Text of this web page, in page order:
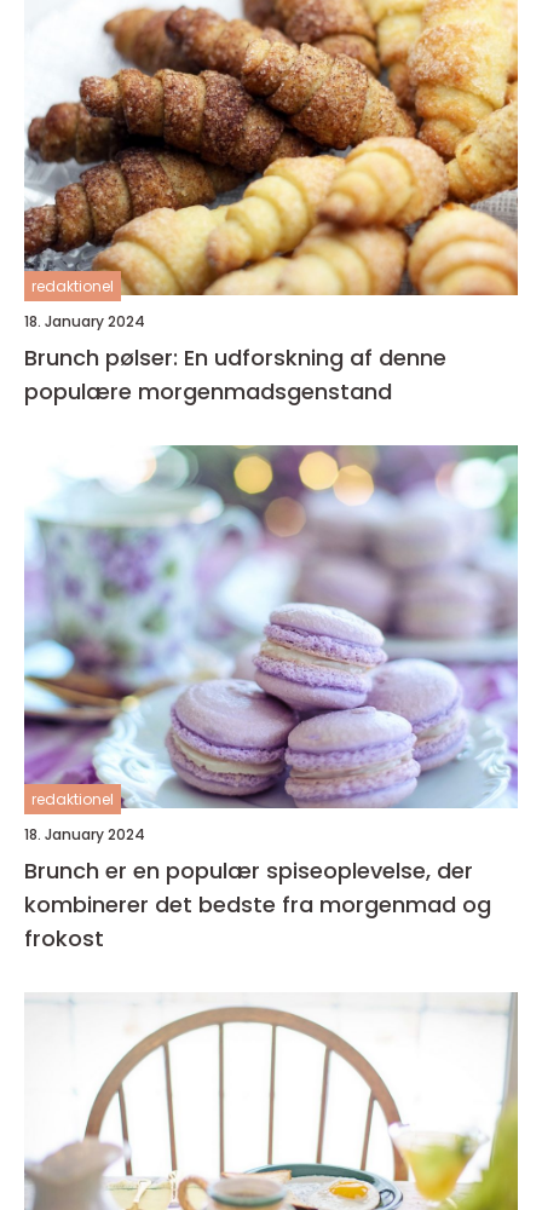
redaktionel
18. January 2024
Brunch pølser: En udforskning af denne
populære morgenmadsgenstand
redaktionel
18. January 2024
Brunch er en populær spiseoplevelse, der
kombinerer det bedste fra morgenmad og
frokost